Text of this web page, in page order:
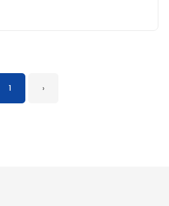
1 ›